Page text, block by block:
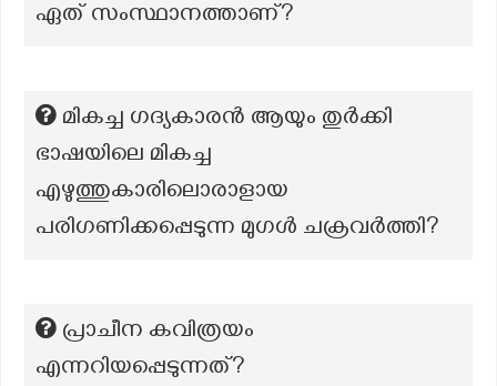
ഏത് സംസ്ഥാനത്താണ്?
മികച്ച ഗദ്യകാരൻ ആയും തുർക്കി
ഭാഷയിലെ മികച്ച
എഴുത്തുകാരിലൊരാളായ
പരിഗണിക്കപ്പെടുന്ന മുഗൾ ചക്രവർത്തി?
പ്രാചീന കവിത്രയം
എന്നറിയപ്പെടുന്നത്?